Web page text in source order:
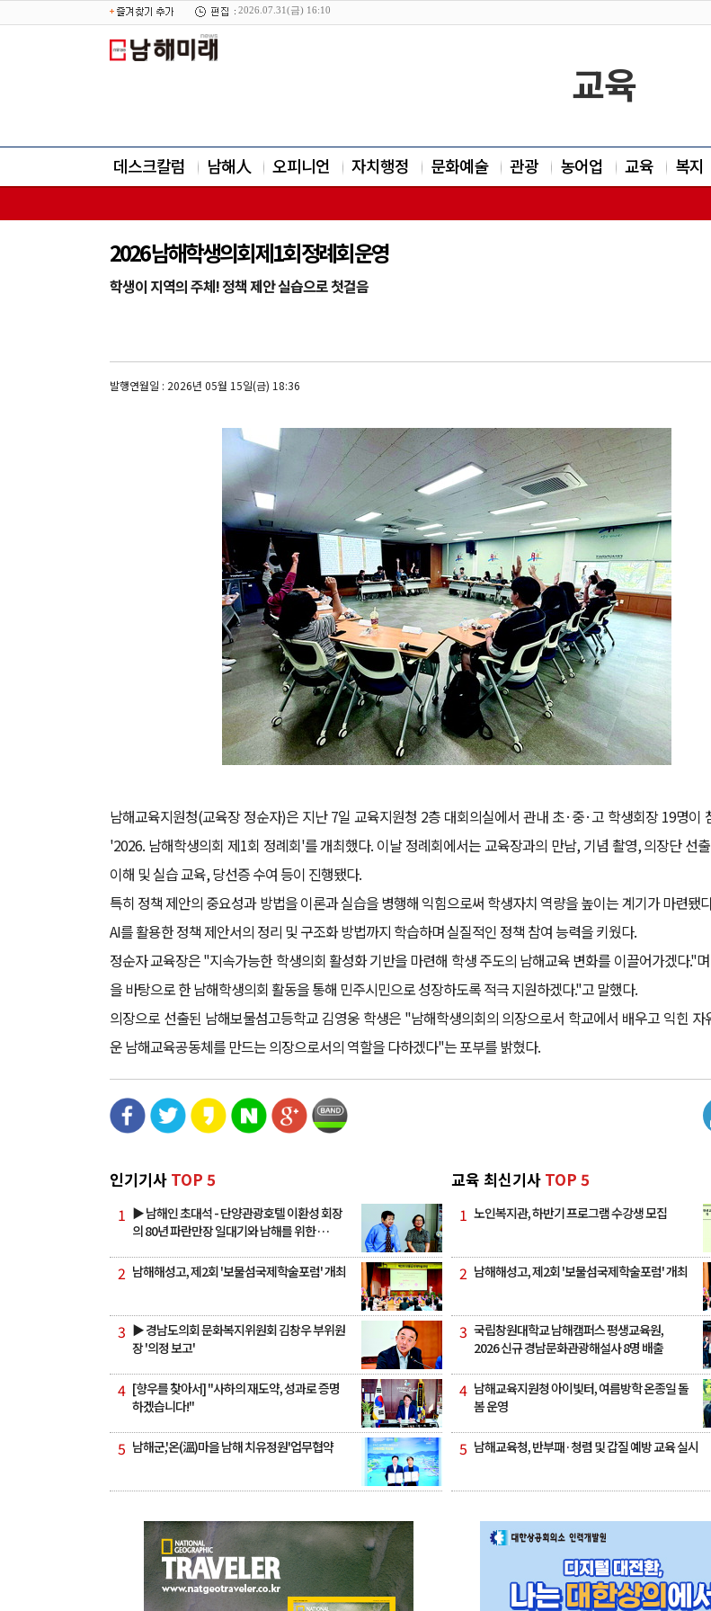
2026.07.31(금) 16:10
교육
데스크칼럼 남해人 오피니언 자치행정 문화예술 관광 농어업 교육 복지
2026 남해학생의회 제1회 정례회 운영
학생이 지역의 주체! 정책 제안 실습으로 첫걸음
발행연월일 : 2026년 05월 15일(금) 18:36
남해교육지원청(교육장 정순자)은 지난 7일 교육지원청 2층 대회의실에서 관내 초·중·고 학생회장 19명이
'2026. 남해학생의회 제1회 정례회'를 개최했다. 이날 정례회에서는 교육장과의 만남, 기념 촬영, 의장단 선
이해 및 실습 교육, 당선증 수여 등이 진행됐다.
특히 정책 제안의 중요성과 방법을 이론과 실습을 병행해 익힘으로써 학생자치 역량을 높이는 계기가 마련됐
AI를 활용한 정책 제안서의 정리 및 구조화 방법까지 학습하며 실질적인 정책 참여 능력을 키웠다.
정순자 교육장은 "지속가능한 학생의회 활성화 기반을 마련해 학생 주도의 남해교육 변화를 이끌어가겠다."
을 바탕으로 한 남해학생의회 활동을 통해 민주시민으로 성장하도록 적극 지원하겠다."고 말했다.
의장으로 선출된 남해보물섬고등학교 김영웅 학생은 "남해학생의회의 의장으로서 학교에서 배우고 익힌 자
운 남해교육공동체를 만드는 의장으로서의 역할을 다하겠다"는 포부를 밝혔다.
인기기사 TOP 5
1 ▶ 남해인 초대석 - 단양관광호텔 이환성 회장
의 80년 파란만장 일대기와 남해를 위한 …
2 남해해성고, 제2회 '보물섬국제학술포럼' 개최
3 ▶ 경남도의회 문화복지위원회 김창우 부위원
장 '의정 보고'
4 [향우를 찾아서] "사하의 재도약, 성과로 증명
하겠습니다!"
5 남해군,'온(溫)마을 남해 치유정원'업무협약
교육 최신기사 TOP 5
1 노인복지관, 하반기 프로그램 수강생 모집
2 남해해성고, 제2회 '보물섬국제학술포럼' 개최
3 국립창원대학교 남해캠퍼스 평생교육원,
2026 신규 경남문화관광해설사 8명 배출
4 남해교육지원청 아이빛터, 여름방학 온종일 돌
봄 운영
5 남해교육청, 반부패·청렴 및 갑질 예방 교육 실시